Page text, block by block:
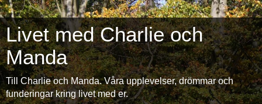
Livet med Charlie och
Manda
Till Charlie och Manda. Våra upplevelser, drömmar och
funderingar kring livet med er.